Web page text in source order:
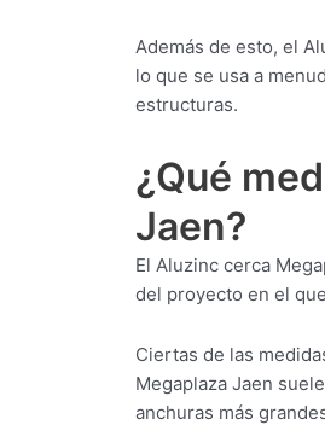
Además de esto, el
lo que se usa a
estructuras.
¿Qué
Jaen?
El Aluzinc cerca
del proyecto en el
Ciertas de las
Megaplaza Jaen
anchuras más